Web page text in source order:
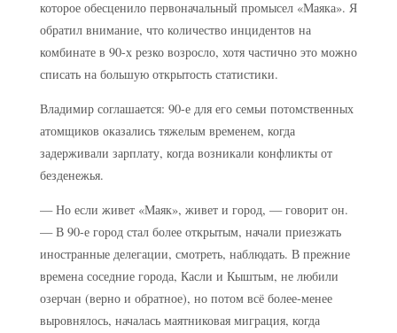
которое обесценило первоначальный промысел «Маяка». Я
обратил внимание, что количество инцидентов на
комбинате в 90-х резко возросло, хотя частично это можно
списать на большую открытость статистики.
Владимир соглашается: 90-е для его семьи потомственных
атомщиков оказались тяжелым временем, когда
задерживали зарплату, когда возникали конфликты от
безденежья.
— Но если живет «Маяк», живет и город, — говорит он.
— В 90-е город стал более открытым, начали приезжать
иностранные делегации, смотреть, наблюдать. В прежние
времена соседние города, Касли и Кыштым, не любили
озерчан (верно и обратное), но потом всё более-менее
выровнялось, началась маятниковая миграция, когда